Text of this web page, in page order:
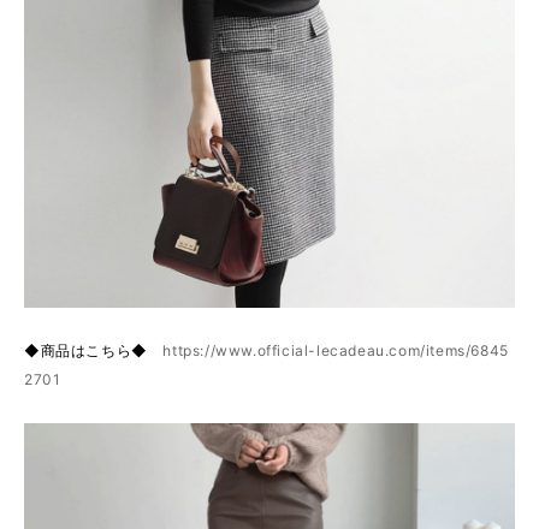
◆商品はこちら◆ https://www.official-lecadeau.com/items/6845
2701